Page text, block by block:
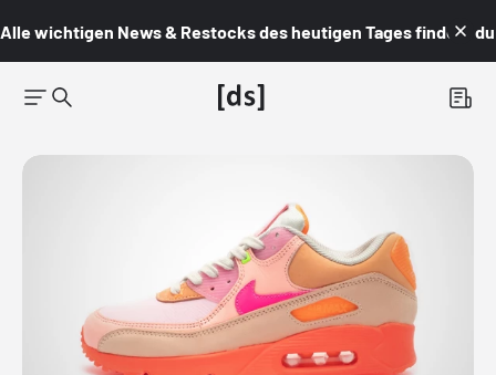
Alle wichtigen News & Restocks des heutigen Tages findest du